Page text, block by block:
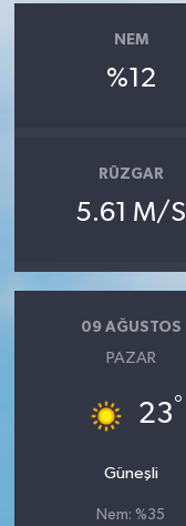
NEM
%12
RÜZGAR
5.61 M/S
09 AĞUSTOS
PAZAR
23°
Güneşli
Nem: %35